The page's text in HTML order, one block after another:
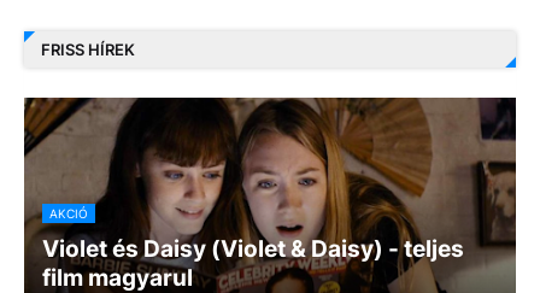
FRISS HÍREK
AKCIÓ
Violet és Daisy (Violet & Daisy) - teljes
film magyarul